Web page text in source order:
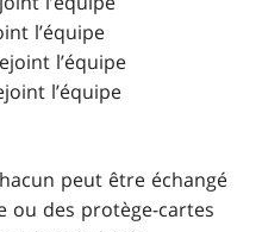
l’équipe
l’équipe
l’équipe
peut être échangé
ou des protège-cartes